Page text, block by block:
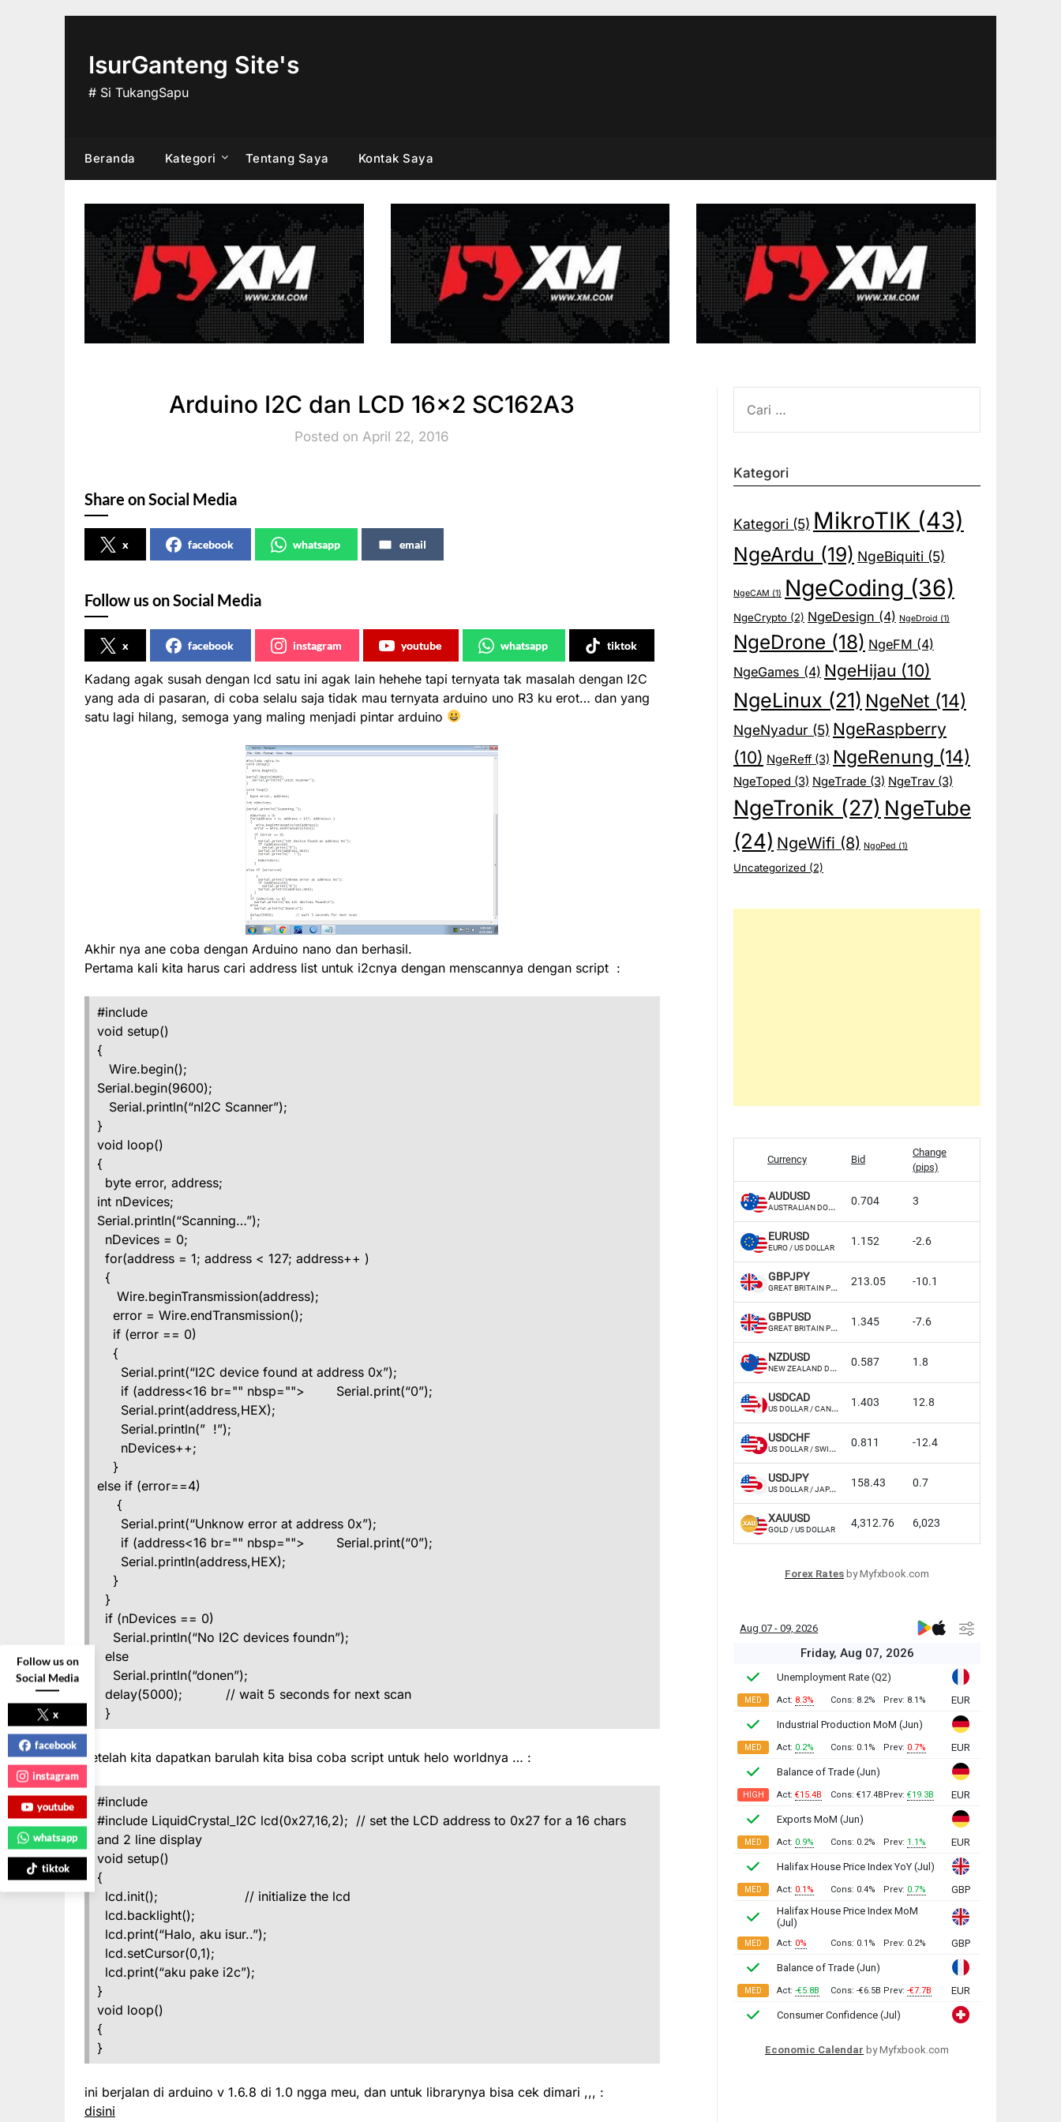
IsurGanteng Site's
# Si TukangSapu
Beranda Kategori Tentang Saya Kontak Saya
Arduino I2C dan LCD 16×2 SC162A3
Posted on April 22, 2016
Share on Social Media
x facebook whatsapp email
Follow us on Social Media
x facebook instagram youtube whatsapp tiktok
Kadang agak susah dengan lcd satu ini agak lain hehehe tapi ternyata tak masalah dengan I2C
yang ada di pasaran, di coba selalu saja tidak mau ternyata arduino uno R3 ku erot… dan yang
satu lagi hilang, semoga yang maling menjadi pintar arduino
Akhir nya ane coba dengan Arduino nano dan berhasil.
Pertama kali kita harus cari address list untuk i2cnya dengan menscannya dengan script :
#include
void setup()
{
Wire.begin();
Serial.begin(9600);
Serial.println(“nI2C Scanner”);
}
void loop()
{
byte error, address;
int nDevices;
Serial.println(“Scanning…”);
nDevices = 0;
for(address = 1; address < 127; address++ )
{
Wire.beginTransmission(address);
error = Wire.endTransmission();
if (error == 0)
{
Serial.print(“I2C device found at address 0x”);
if (address<16 br="" nbsp=""> Serial.print(“0”);
Serial.print(address,HEX);
Serial.println(” !”);
nDevices++;
}
else if (error==4)
{
Serial.print(“Unknow error at address 0x”);
if (address<16 br="" nbsp=""> Serial.print(“0”);
Serial.println(address,HEX);
}
}
if (nDevices == 0)
Serial.println(“No I2C devices foundn”);
else
Serial.println(“donen”);
delay(5000); // wait 5 seconds for next scan
}
setelah kita dapatkan barulah kita bisa coba script untuk helo worldnya … :
#include
#include LiquidCrystal_I2C lcd(0x27,16,2); // set the LCD address to 0x27 for a 16 chars
and 2 line display
void setup()
{
lcd.init(); // initialize the lcd
lcd.backlight();
lcd.print(“Halo, aku isur..”);
lcd.setCursor(0,1);
lcd.print(“aku pake i2c”);
}
void loop()
{
}
ini berjalan di arduino v 1.6.8 di 1.0 ngga meu, dan untuk librarynya bisa cek dimari ,,, :
disini
UNTUK:
Kategori
Kategori (5) MikroTIK (43)
NgeArdu (19) NgeBiquiti (5)
NgeCAM (1) NgeCoding (36)
NgeCrypto(2) NgeDesign (4) NgeDroid (1)
NgeDrone (18) NgeFM (4)
NgeGames (4) NgeHijau (10)
NgeLinux (21) NgeNet (14)
NgeNyadur(5) NgeRaspberry
(10) NgeReff(3) NgeRenung (14)
NgeToped (3) NgeTrade (3) NgeTrav(3)
NgeTronik (27) NgeTube
(24) NgeWifi (8) NgoPed (1)
Uncategorized (2)
Forex Ratesby Myfxbook.com
Economic Calendar by Myfxbook.com
Follow us on
Social Media
x
facebook
instagram
youtube
whatsapp
tiktok